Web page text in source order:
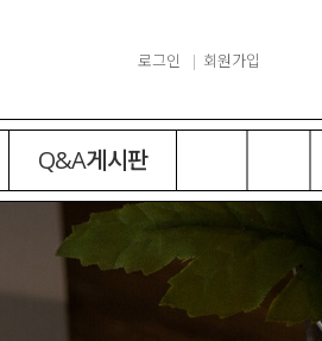
로그인 회원가입
Q&A게시판